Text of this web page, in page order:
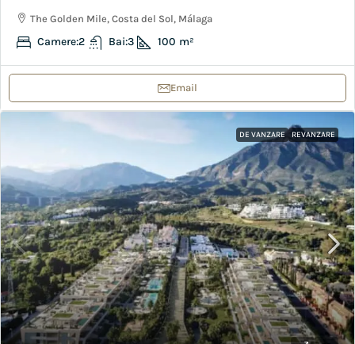
The Golden Mile, Costa del Sol, Málaga
Camere:2 Bai:3 100 m²
Email
DE VANZARE REVANZARE